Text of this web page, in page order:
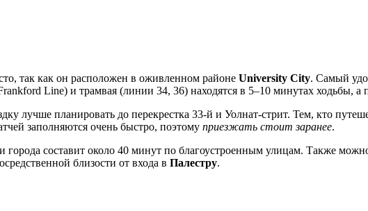
так как он расположен в оживленном районе University City. Самый
Line) и трамвая (линии 34, 36) находятся в 5–10 минутах ходьбы, а
лучше планировать до перекрестка 33-й и Уолнат-стрит. Тем, кто
заполняются очень быстро, поэтому приезжать стоит заранее.
составит около 40 минут по благоустроенным улицам. Также
близости от входа в Палестру.